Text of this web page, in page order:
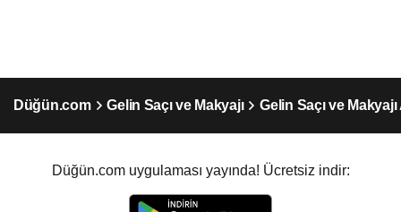
Düğün.com Gelin Saçı ve Makyajı Gelin Saçı ve
Düğün.com uygulaması yayında! Ücretsiz indir: